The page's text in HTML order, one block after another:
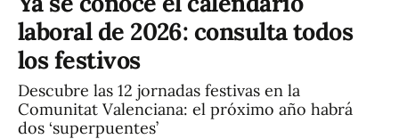
laboral de 2026: consulta todos
los festivos
Descubre las 12 jornadas festivas en la
Comunitat Valenciana: el próximo año habrá
dos ‘superpuentes’